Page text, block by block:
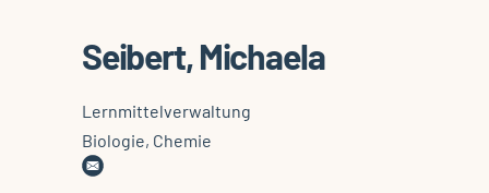
Seibert, Michaela
Lernmittelverwaltung
Biologie, Chemie